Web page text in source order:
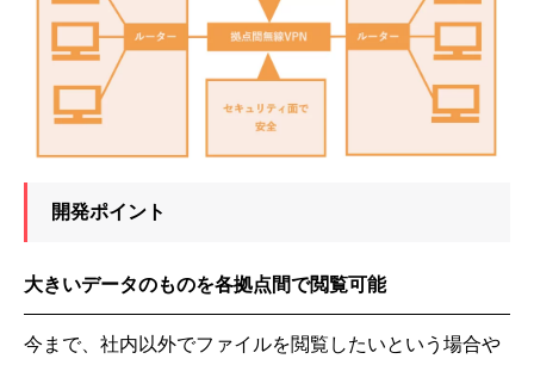
開発ポイント
大きいデータのものを各拠点間で閲覧可能
今まで、社内以外でファイルを閲覧したいという場合や